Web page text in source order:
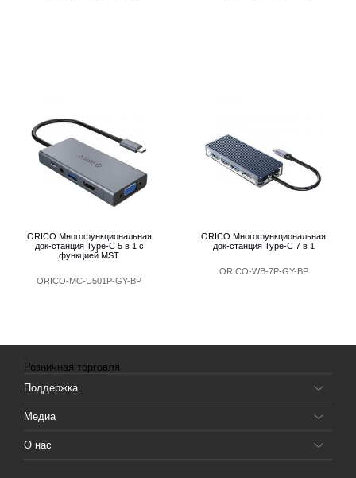
ORICO Многофункциональная
док-станция Type-C 5 в 1 с
функцией MST
ORICO-MC-U501P-GY-BP
ORICO Многофункциональная
док-станция Type-C 7 в 1
ORICO-WB-7P-GY-BP
Розничная торговля
Поддержка
Медиа
О нас